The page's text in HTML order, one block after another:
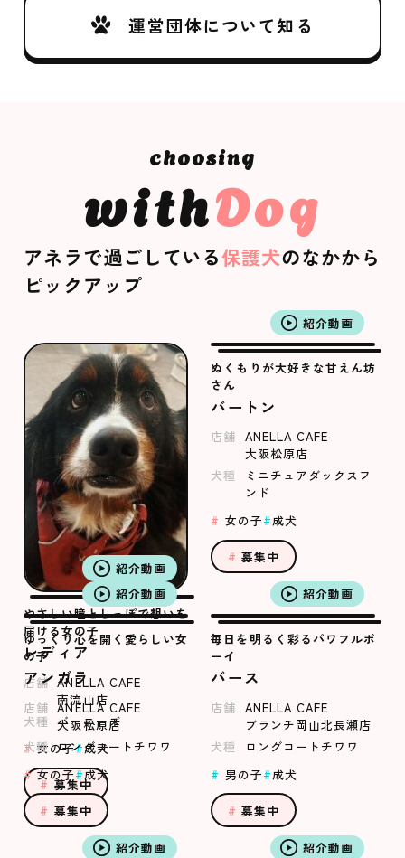
運営団体について知る
withDog
アネラで過ごしている保護犬のなかから
ピックアップ
紹介動画
やさしい瞳としっぽで想いを
届ける女の子
レディア
店舗 ANELLA CAFE
南流山店
犬種
バーニーズ
女の子 成犬
募集中
紹介動画
ぬくもりが大好きな甘えん坊
さん
バートン
店舗 ANELLA CAFE
大阪松原店
犬種
ミニチュアダックスフ
ンド
女の子
成犬
募集中
紹介動画
ゆっくり心を開く愛らしい女
の子
アンガラ
店舗 ANELLA CAFE
大阪松原店
犬種 ロングコートチワワ
女の子 成犬
募集中
紹介動画
毎日を明るく彩るパワフルボ
ーイ
バース
店舗 ANELLA CAFE
ブランチ岡山北長瀬店
犬種
ロングコートチワワ
男の子
成犬
募集中
紹介動画 紹介動画